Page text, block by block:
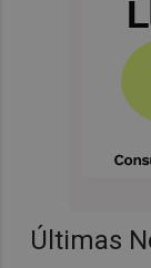
Últimas